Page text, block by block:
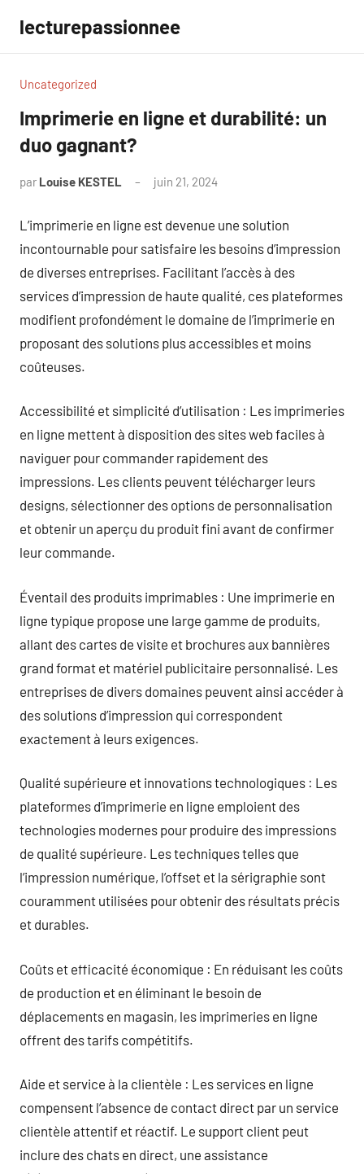
contenu
lecturepassionnee
Uncategorized
Imprimerie en ligne et durabilité: un
duo gagnant?
par Louise KESTEL juin 21, 2024
L’imprimerie en ligne est devenue une solution
incontournable pour satisfaire les besoins d’impression
de diverses entreprises. Facilitant l’accès à des
services d’impression de haute qualité, ces plateformes
modifient profondément le domaine de l’imprimerie en
proposant des solutions plus accessibles et moins
coûteuses.
Accessibilité et simplicité d’utilisation : Les imprimeries
en ligne mettent à disposition des sites web faciles à
naviguer pour commander rapidement des
impressions. Les clients peuvent télécharger leurs
designs, sélectionner des options de personnalisation
et obtenir un aperçu du produit fini avant de confirmer
leur commande.
Éventail des produits imprimables : Une imprimerie en
ligne typique propose une large gamme de produits,
allant des cartes de visite et brochures aux bannières
grand format et matériel publicitaire personnalisé. Les
entreprises de divers domaines peuvent ainsi accéder à
des solutions d’impression qui correspondent
exactement à leurs exigences.
Qualité supérieure et innovations technologiques : Les
plateformes d’imprimerie en ligne emploient des
technologies modernes pour produire des impressions
de qualité supérieure. Les techniques telles que
l’impression numérique, l’offset et la sérigraphie sont
couramment utilisées pour obtenir des résultats précis
et durables.
Coûts et efficacité économique : En réduisant les coûts
de production et en éliminant le besoin de
déplacements en magasin, les imprimeries en ligne
offrent des tarifs compétitifs.
Aide et service à la clientèle : Les services en ligne
compensent l’absence de contact direct par un service
clientèle attentif et réactif. Le support client peut
inclure des chats en direct, une assistance